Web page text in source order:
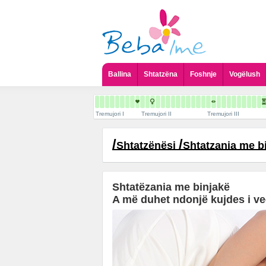
Ballina Shtatzëna Foshnje Vogëlush
Tremujori I Tremujori II Tremujori III
/Shtatzënësi /Shtatzania me
Shtatëzania me binjakë
A më duhet ndonjë kujdes i